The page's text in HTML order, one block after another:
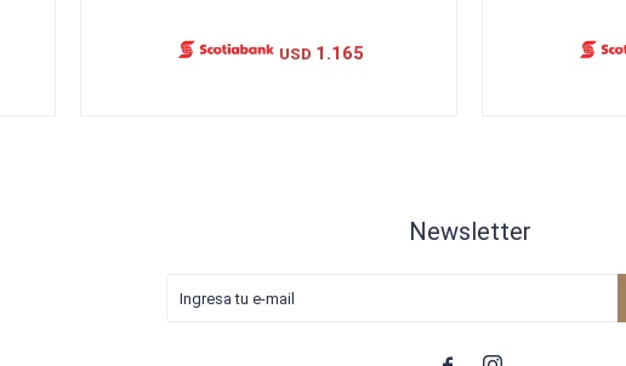
USD 1.165
Newsletter